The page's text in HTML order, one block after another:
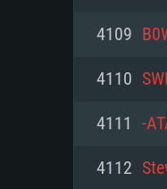
최소
운영체제
최소
운영체제
최소
운영체제
4109
4110
4111 -
4112